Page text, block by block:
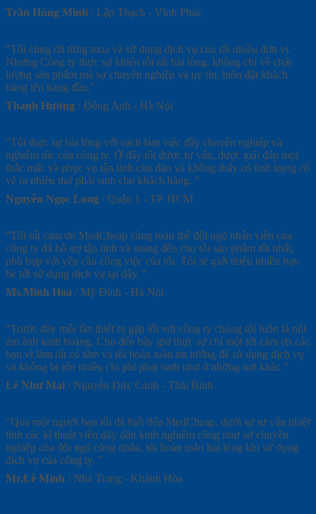
Trần Hùng Minh / Lập Thạch - Vĩnh Phúc
"Tôi cũng đã từng mua và sử dụng dịch vụ của rất nhiều đơn vị.
Nhưng Công ty thực sự khiến tôi rất hài lòng, không chỉ về chất
lượng sản phẩm mà sự chuyên nghiệp và uy tín, luôn đặt khách
hàng lên hàng đầu."
Thanh Hường / Đông Anh - Hà Nội
"Tôi thực sự hài lòng với cách làm việc đầy chuyên nghiệp và
nghiêm túc của công ty. Ở đây tôi được tư vấn, được giải đáp mọi
thắc mắc và phục vụ tận tình chu đáo và không thấy có tình trạng cố
vẽ ra nhiều thứ phát sinh cho khách hàng. "
Nguyễn Ngọc Long / Quận 1 - TP. HCM
"Tôi rất cảm ơn MedCheap cùng toàn thể đội ngũ nhân viên của
công ty đã hỗ trợ tận tình và mang đến cho tôi sản phẩm tốt nhất,
phù hợp với yêu cầu công việc của tôi. Tôi sẽ giới thiệu nhiều bạn
bè tới sử dụng dịch vụ tại đây. "
Ms.Minh Hoa / Mỹ Đình - Hà Nội
"Trước đây mỗi lần thiết bị gặp lỗi với công ty chúng tôi luôn là nỗi
ám ảnh kinh hoàng. Cho đến bây giờ thực sự chỉ một lời cảm ơn các
bạn vì làm rất có tâm và tôi hoàn toàn tin tưởng để sử dụng dịch vụ
và không bị tốn nhiều chi phí phát sinh như ở những nơi khác."
Lê Như Mai / Nguyễn Đức Cảnh - Thái Bình
"Qua một người bạn tôi đã biết đến MedCheap, dưới sự tư vấn nhiệt
tình các kĩ thuật viên dày dặn kinh nghiệm cũng như sự chuyên
nghiệp của đội ngũ công nhân, tôi hoàn toàn hài lòng khi sử dụng
dịch vụ của công ty. "
Mr.Lê Minh / Nha Trang - Khánh Hòa